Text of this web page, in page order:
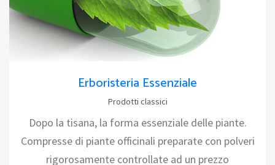
Erboristeria Essenziale
Prodotti classici
Dopo la tisana, la forma essenziale delle piante.
Compresse di piante officinali preparate con polveri
rigorosamente controllate ad un prezzo